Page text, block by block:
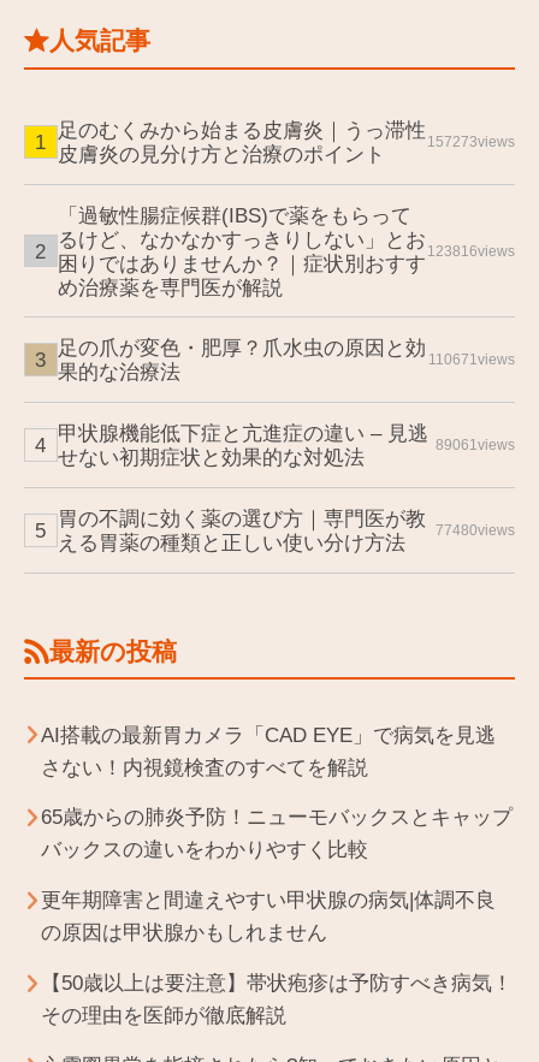
人気記事
足のむくみから始まる皮膚炎｜うっ滞性
皮膚炎の見分け方と治療のポイント
157273views
「過敏性腸症候群(IBS)で薬をもらって
るけど、なかなかすっきりしない」とお
困りではありませんか？｜症状別おすす
め治療薬を専門医が解説
123816views
足の爪が変色・肥厚？爪水虫の原因と効
果的な治療法
110671views
甲状腺機能低下症と亢進症の違い – 見逃
せない初期症状と効果的な対処法
89061views
胃の不調に効く薬の選び方｜専門医が教
える胃薬の種類と正しい使い分け方法
77480views
最新の投稿
AI搭載の最新胃カメラ「CAD EYE」で病気を見逃
さない！内視鏡検査のすべてを解説
65歳からの肺炎予防！ニューモバックスとキャップ
バックスの違いをわかりやすく比較
更年期障害と間違えやすい甲状腺の病気|体調不良
の原因は甲状腺かもしれません
【50歳以上は要注意】帯状疱疹は予防すべき病気！
その理由を医師が徹底解説